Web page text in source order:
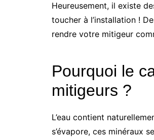
Heureusement, il existe
toucher à l’installation !
rendre votre mitigeur
Pourquoi le
mitigeurs ?
L’eau contient
s’évapore, ces minéraux